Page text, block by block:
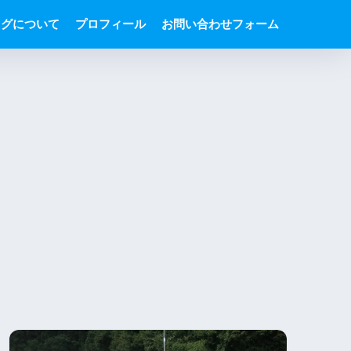
について プロフィール お問い合わせフォーム